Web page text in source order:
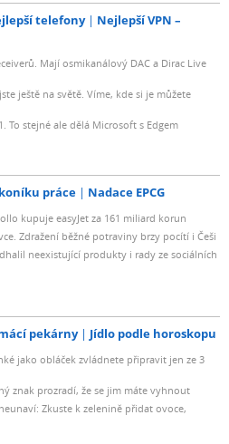
telefony
Nejlepší VPN –
Mají osmikanálový DAC a Dirac Live
ještě na světě. Víme, kde si je můžete
To stejné ale dělá Microsoft s Edgem
práce Nadace EPCG
kupuje easyJet za 161 miliard korun
Zdražení běžné potraviny brzy pocítí i Češi
neexistující produkty i rady ze sociálních
pekárny Jídlo podle horoskopu
jako obláček zvládnete připravit jen ze 3
znak prozradí, že se jim máte vyhnout
Zkuste k zelenině přidat ovoce,